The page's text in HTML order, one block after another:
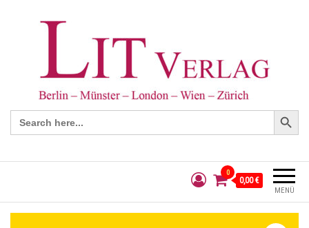
Search
for:
Search Button
MENÜ
0
0,00 €